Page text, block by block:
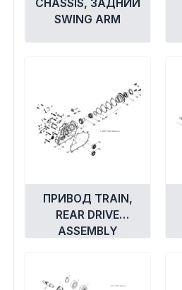
CHASSIS, ЗАДНИЙ
SWING ARM
ПРИВОД TRAIN,
REAR DRIVE
ASSEMBLY